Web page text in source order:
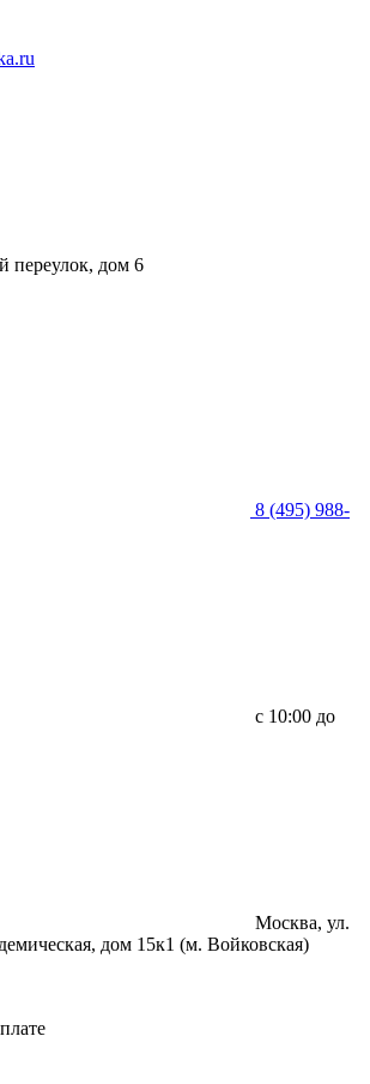
переулок, дом 6
8 (495) 988-
с 10:00 до
Москва, ул.
дом 15к1 (м. Войковская)